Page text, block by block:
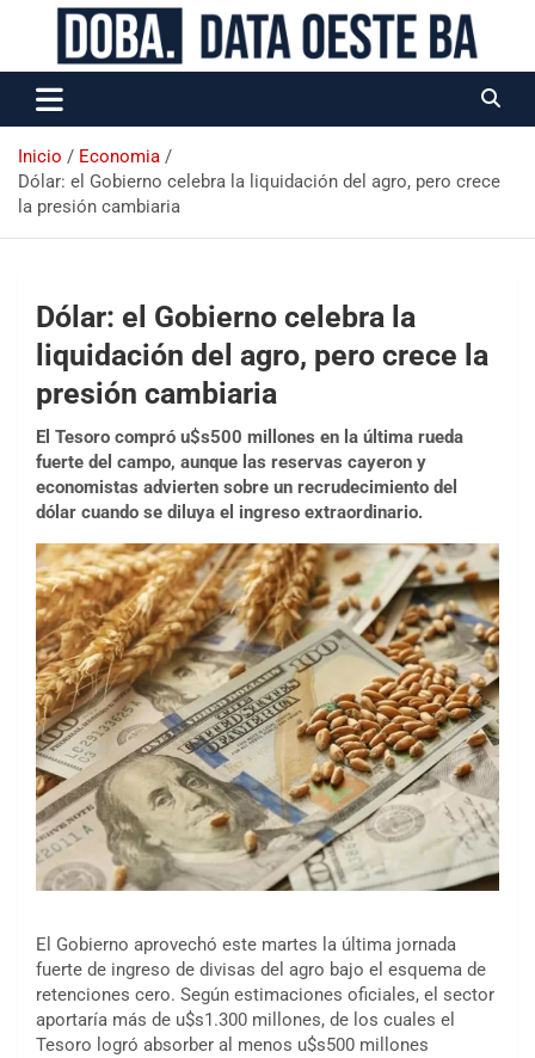
Data Oeste BA
Inicio
Economia
Dólar: el Gobierno celebra la liquidación del agro, pero crece
la presión cambiaria
Dólar: el Gobierno celebra la
liquidación del agro, pero crece la
presión cambiaria
El Tesoro compró u$s500 millones en la última rueda
fuerte del campo, aunque las reservas cayeron y
economistas advierten sobre un recrudecimiento del
dólar cuando se diluya el ingreso extraordinario.
El Gobierno aprovechó este martes la última jornada
fuerte de ingreso de divisas del agro bajo el esquema de
retenciones cero. Según estimaciones oficiales, el sector
aportaría más de u$s1.300 millones, de los cuales el
Tesoro logró absorber al menos u$s500 millones